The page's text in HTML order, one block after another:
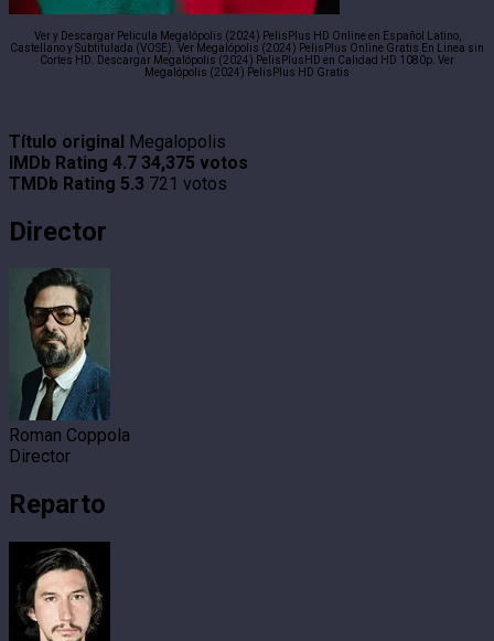
Ver y Descargar Pelicula Megalópolis (2024) PelisPlus HD Online en Español Latino,
Castellano y Subtitulada (VOSE). Ver Megalópolis (2024) PelisPlus Online Gratis En Linea sin
Cortes HD. Descargar Megalópolis (2024) PelisPlusHD en Calidad HD 1080p. Ver
Megalópolis (2024) PelisPlus HD Gratis
Título original Megalopolis
IMDb Rating 4.7 34,375 votos
TMDb Rating 5.3 721 votos
Director
Roman Coppola
Director
Reparto